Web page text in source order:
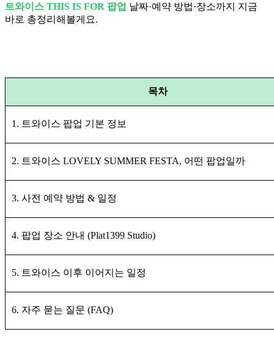
트와이스 THIS IS FOR 팝업 날짜·예약 방법·장소까지 지금
바로 총정리해볼게요.
목차
1. 트와이스 팝업 기본 정보
2. 트와이스 LOVELY SUMMER FESTA, 어떤 팝업일까
3. 사전 예약 방법 & 일정
4. 팝업 장소 안내 (Plat1399 Studio)
5. 트와이스 이후 이어지는 일정
6. 자주 묻는 질문 (FAQ)